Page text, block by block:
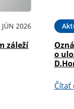
2026
záleží
o
Čítať